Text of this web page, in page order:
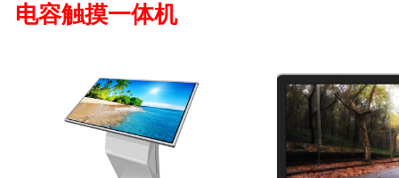
电容触摸一体机